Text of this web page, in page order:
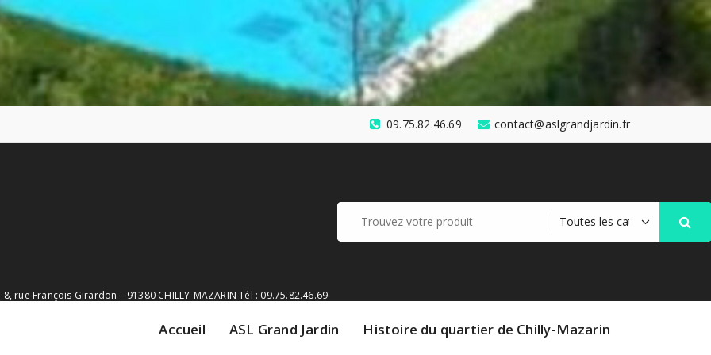
contact@aslgrandjardin.fr
09.75.82.46.69
François Girardon – 91380 CHILLY-MAZARIN Tél : 09.75.82.46.69
Recherche
pour :
Accueil ASL Grand Jardin Histoire du quartier de Chilly-Mazarin